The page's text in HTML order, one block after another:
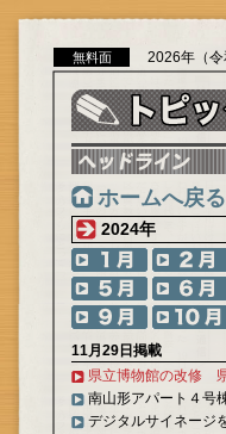
無料面 2026年（
ホームへ戻る
2024年
11月29日掲載
県立博物館の改修
南山形アパート４
デジタルサイネー